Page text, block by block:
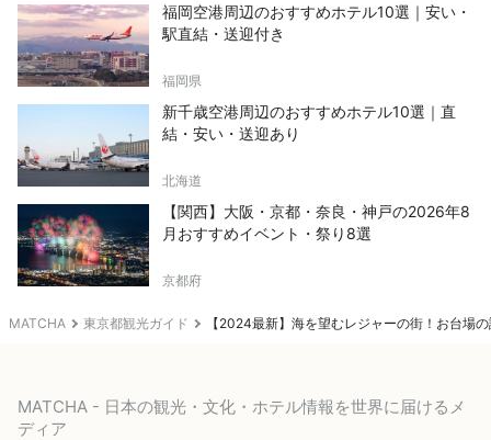
MATCHA 東京都観光ガイド 【2024最新】海を望むレジャーの街！お台場
福岡空港周辺のおすすめホテル10選｜安い・
駅直結・送迎付き
福岡県
新千歳空港周辺のおすすめホテル10選｜直
結・安い・送迎あり
北海道
【関西】大阪・京都・奈良・神戸の2026年8
月おすすめイベント・祭り8選
京都府
MATCHA - 日本の観光・文化・ホテル情報を世界に届けるメ
ディア